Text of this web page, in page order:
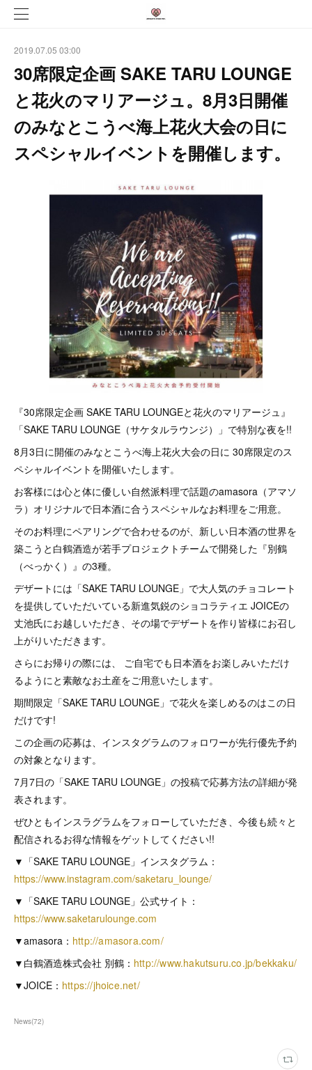
2019.07.05 03:00
30席限定企画 SAKE TARU LOUNGE
と花火のマリアージュ。8月3日開催
のみなとこうべ海上花火大会の日に
スペシャルイベントを開催します。
『30席限定企画 SAKE TARU LOUNGEと花火のマリアージュ』
「SAKE TARU LOUNGE（サケタルラウンジ）」で特別な夜を!!
8月3日に開催のみなとこうべ海上花火大会の日に 30席限定のス
ペシャルイベントを開催いたします。
お客様には心と体に優しい自然派料理で話題のamasora（アマソ
ラ）オリジナルで日本酒に合うスペシャルなお料理をご用意。
そのお料理にペアリングで合わせるのが、新しい日本酒の世界を
築こうと白鶴酒造が若手プロジェクトチームで開発した『別鶴
（べっかく）』の3種。
デザートには「SAKE TARU LOUNGE」で大人気のチョコレート
を提供していただいている新進気鋭のショコラティエ JOICEの
丈池氏にお越しいただき、その場でデザートを作り皆様にお召し
上がりいただきます。
さらにお帰りの際には、 ご自宅でも日本酒をお楽しみいただけ
るようにと素敵なお土産をご用意いたします。
期間限定「SAKE TARU LOUNGE」で花火を楽しめるのはこの日
だけです!
この企画の応募は、インスタグラムのフォロワーが先行優先予約
の対象となります。
7月7日の「SAKE TARU LOUNGE」の投稿で応募方法の詳細が発
表されます。
ぜひともインスラグラムをフォローしていただき、今後も続々と
配信されるお得な情報をゲットしてください!!
▼「SAKE TARU LOUNGE」インスタグラム：
https://www.instagram.com/saketaru_lounge/
▼「SAKE TARU LOUNGE」公式サイト：
https://www.saketarulounge.com
▼amasora： http://amasora.com/
▼白鶴酒造株式会社 別鶴： http://www.hakutsuru.co.jp/bekkaku/
▼JOICE： https://jhoice.net/
News(72)